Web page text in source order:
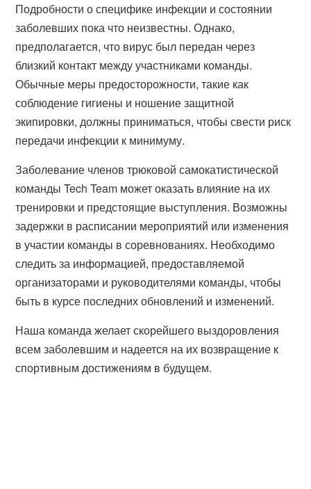
Подробности о специфике инфекции и состоянии
заболевших пока что неизвестны. Однако,
предполагается, что вирус был передан через
близкий контакт между участниками команды.
Обычные меры предосторожности, такие как
соблюдение гигиены и ношение защитной
экипировки, должны приниматься, чтобы свести риск
передачи инфекции к минимуму.
Заболевание членов трюковой самокатистической
команды Tech Team может оказать влияние на их
тренировки и предстоящие выступления. Возможны
задержки в расписании мероприятий или изменения
в участии команды в соревнованиях. Необходимо
следить за информацией, предоставляемой
организаторами и руководителями команды, чтобы
быть в курсе последних обновлений и изменений.
Наша команда желает скорейшего выздоровления
всем заболевшим и надеется на их возвращение к
спортивным достижениям в будущем.